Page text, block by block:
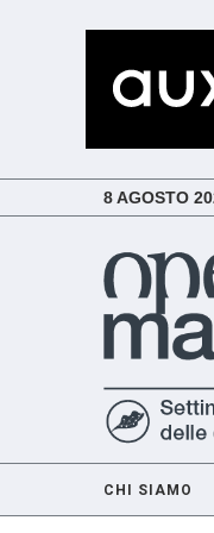
8 AGOSTO
CHI SIAMO